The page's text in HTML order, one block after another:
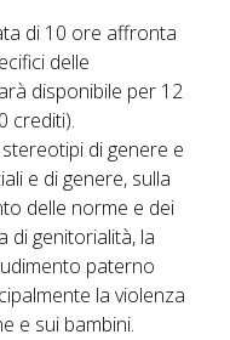
di 10 ore affronta
delle
disponibile per 12
crediti).
di genere e
e di genere, sulla
delle norme e dei
di genitorialità, la
paterno
la violenza
e sui bambini.